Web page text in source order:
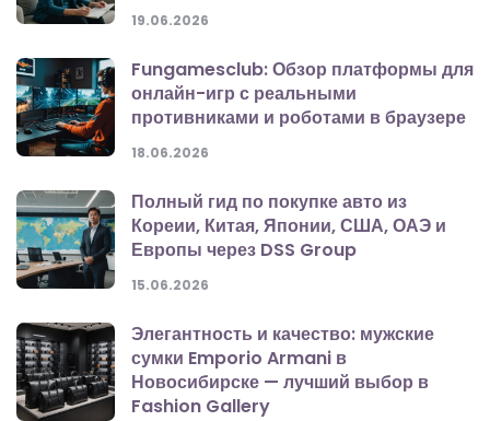
19.06.2026
Fungamesclub: Обзор платформы для
онлайн-игр с реальными
противниками и роботами в браузере
18.06.2026
Полный гид по покупке авто из
Кореии, Китая, Японии, США, ОАЭ и
Европы через DSS Group
15.06.2026
Элегантность и качество: мужские
сумки Emporio Armani в
Новосибирске — лучший выбор в
Fashion Gallery